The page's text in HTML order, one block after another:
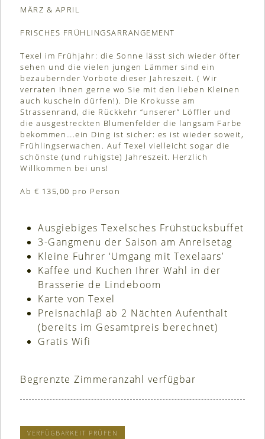
MÄRZ & APRIL
FRISCHES FRÜHLINGSARRANGEMENT
Texel im Frühjahr: die Sonne lässt sich wieder öfter
sehen und die vielen jungen Lämmer sind ein
bezaubernder Vorbote dieser Jahreszeit. ( Wir
verraten Ihnen gerne wo Sie mit den lieben Kleinen
auch kuscheln dürfen!). Die Krokusse am
Strassenrand, die Rückkehr “unserer” Löffler und
die ausgestreckten Blumenfelder die langsam Farbe
bekommen….ein Ding ist sicher: es ist wieder soweit,
Frühlingserwachen. Auf Texel vielleicht sogar die
schönste (und ruhigste) Jahreszeit. Herzlich
Willkommen bei uns!
Ab € 135,00 pro Person
Ausgiebiges Texelsches Frühstücksbuffet
3-Gangmenu der Saison am Anreisetag
Kleine Fuhrer ‘Umgang mit Texelaars’
Kaffee und Kuchen Ihrer Wahl in der
Brasserie de Lindeboom
Karte von Texel
Preisnachlaβ ab 2 Nächten Aufenthalt
(bereits im Gesamtpreis berechnet)
Gratis Wifi
Begrenzte Zimmeranzahl verfügbar
VERFÜGBARKEIT PRÜFEN